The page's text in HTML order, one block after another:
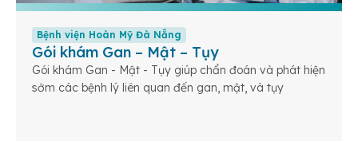
Bệnh viện Hoàn Mỹ Đà Nẵng
Gói khám Gan – Mật – Tụy
Gói khám Gan - Mật - Tụy giúp chẩn đoán và phát hiện
sớm các bệnh lý liên quan đến gan, mật, và tụy